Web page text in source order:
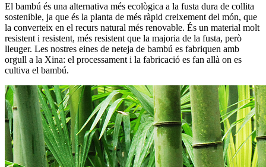
El bambú és una alternativa més ecològica a la fusta dura de collita
sostenible, ja que és la planta de més ràpid creixement del món, que
la converteix en el recurs natural més renovable. És un material molt
resistent i resistent, més resistent que la majoria de la fusta, però
lleuger. Les nostres eines de neteja de bambú es fabriquen amb
orgull a la Xina: el processament i la fabricació es fan allà on es
cultiva el bambú.